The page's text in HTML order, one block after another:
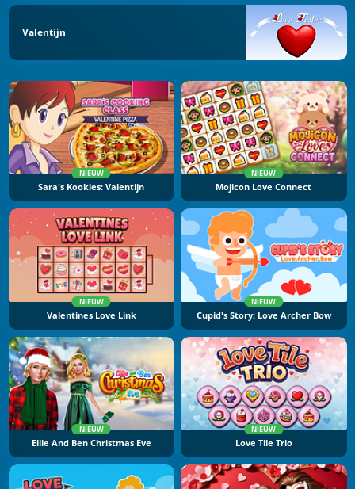
Valentijn
NIEUW
Sara's Kookles: Valentijn
NIEUW
Mojicon Love Connect
NIEUW
Valentines Love Link
NIEUW
Cupid's Story: Love Archer Bow
NIEUW
Ellie And Ben Christmas Eve
NIEUW
Love Tile Trio